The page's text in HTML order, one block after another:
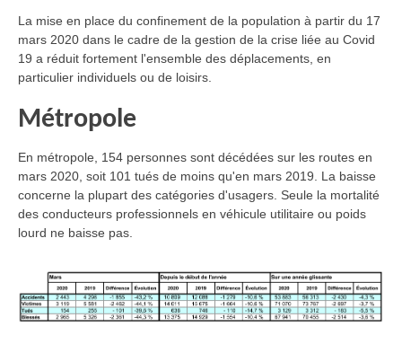
La mise en place du confinement de la population à partir du 17
mars 2020 dans le cadre de la gestion de la crise liée au Covid
19 a réduit fortement l'ensemble des déplacements, en
particulier individuels ou de loisirs.
Métropole
En métropole, 154 personnes sont décédées sur les routes en
mars 2020, soit 101 tués de moins qu'en mars 2019. La baisse
concerne la plupart des catégories d'usagers. Seule la mortalité
des conducteurs professionnels en véhicule utilitaire ou poids
lourd ne baisse pas.